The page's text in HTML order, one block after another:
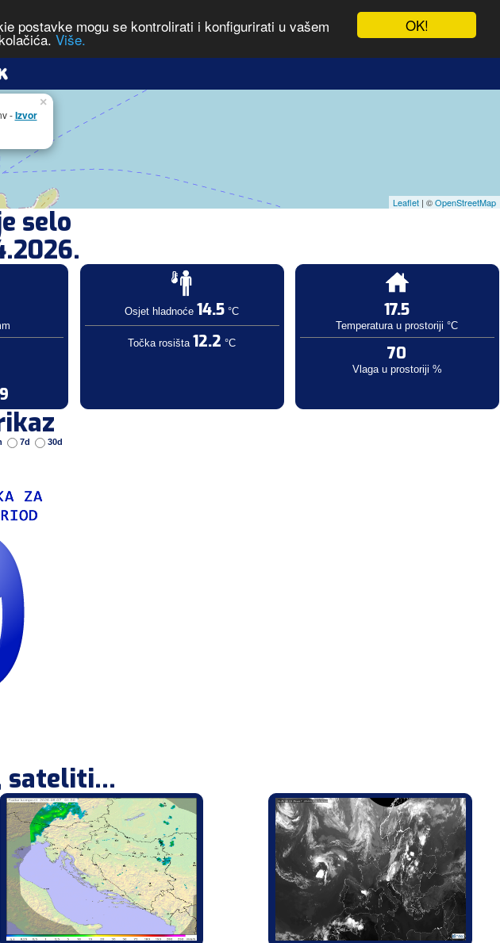
OK!
postavke mogu se kontrolirati i konfigurirati u vašem
Više.
-Izvor
×
Leaflet | ©OpenStreetMap
selo
Osjet hladnoće 14.5 °C
Točka rosišta 12.2 °C
17.5
Temperatura u prostoriji °C
70
Vlaga u prostoriji %
7d 30d
sateliti...